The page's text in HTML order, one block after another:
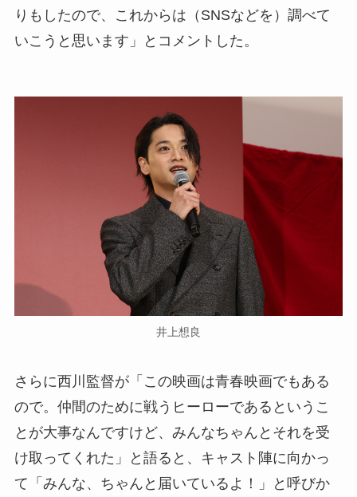
りもしたので、これからは（SNSなどを）調べて
いこうと思います」とコメントした。
井上想良
さらに西川監督が「この映画は青春映画でもある
ので。仲間のために戦うヒーローであるというこ
とが大事なんですけど、みんなちゃんとそれを受
け取ってくれた」と語ると、キャスト陣に向かっ
て「みんな、ちゃんと届いているよ！」と呼びか